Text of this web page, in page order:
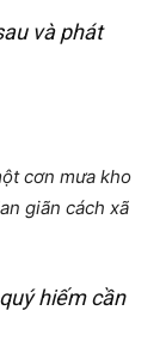
và phát
cơn mưa kho
giãn cách xã
hiếm cần